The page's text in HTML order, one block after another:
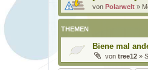
von Polarwelt »
THEMEN
Biene mal
von tree12 »